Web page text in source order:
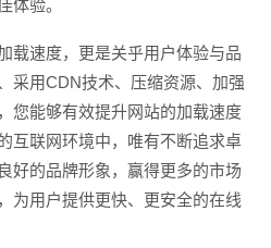
体验。
载速度，更是关乎用户体验与品
采用CDN技术、压缩资源、加强
您能够有效提升网站的加载速度
互联网环境中，唯有不断追求卓
好的品牌形象，赢得更多的市场
为用户提供更快、更安全的在线